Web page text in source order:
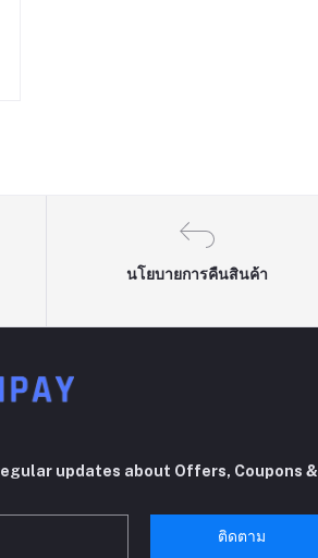
นโยบายการคืนสินค้า
updates about Offers, Coupons &
ติดตาม